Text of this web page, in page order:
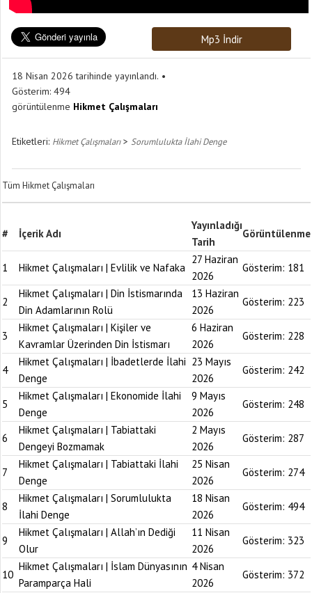
Mp3 İndir
18 Nisan 2026 tarihinde yayınlandı.
Gösterim: 494
görüntülenme Hikmet Çalışmaları
Etiketleri: Hikmet Çalışmaları> Sorumlulukta İlahi Denge
Tüm Hikmet Çalışmaları
# İçerik Adı
Yayınladığı
Tarih
Görüntülenme
1 Hikmet Çalışmaları | Evlilik ve Nafaka
27 Haziran
2026
Gösterim: 181
2
Hikmet Çalışmaları | Din İstismarında
Din Adamlarının Rolü
13 Haziran
2026
Gösterim: 223
3
Hikmet Çalışmaları | Kişiler ve
Kavramlar Üzerinden Din İstismarı
6 Haziran
2026
Gösterim: 228
4
Hikmet Çalışmaları | İbadetlerde İlahi
Denge
23 Mayıs
2026
Gösterim: 242
5
Hikmet Çalışmaları | Ekonomide İlahi
Denge
9 Mayıs
2026
Gösterim: 248
6
Hikmet Çalışmaları | Tabiattaki
Dengeyi Bozmamak
2 Mayıs
2026
Gösterim: 287
7
Hikmet Çalışmaları | Tabiattaki İlahi
Denge
25 Nisan
2026
Gösterim: 274
8
Hikmet Çalışmaları | Sorumlulukta
İlahi Denge
18 Nisan
2026
Gösterim: 494
9
Hikmet Çalışmaları | Allah’ın Dediği
Olur
11 Nisan
2026
Gösterim: 323
10
Hikmet Çalışmaları | İslam Dünyasının
Paramparça Hali
4 Nisan
2026
Gösterim: 372